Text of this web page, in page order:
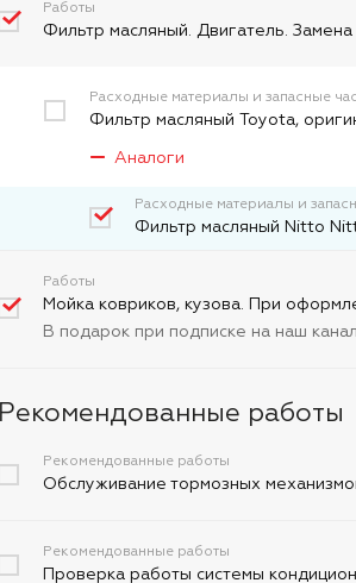
Работы
Фильтр масляный. Двигатель. Замена
Расходные материалы и запасные
Фильтр масляный Toyota,
Аналоги
Расходные материалы и
Фильтр масляный Nitto
Работы
Мойка ковриков, кузова. При
В подарок при подписке на наш
Рекомендованные работы
Рекомендованные работы
Обслуживание тормозных
Рекомендованные работы
Проверка работы системы